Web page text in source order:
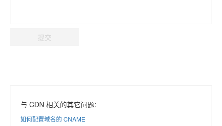
提交
与 CDN 相关的其它问题:
如何配置域名的 CNAME